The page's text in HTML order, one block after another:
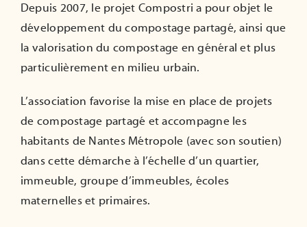
Ressources
ADHÉRER
Depuis 2007, le projet Compostri a pour objet le
développement du compostage partagé, ainsi que
la valorisation du compostage en général et plus
particulièrement en milieu urbain.
L’association favorise la mise en place de projets
de compostage partagé et accompagne les
habitants de Nantes Métropole (avec son soutien)
dans cette démarche à l’échelle d’un quartier,
immeuble, groupe d’immeubles, écoles
maternelles et primaires.